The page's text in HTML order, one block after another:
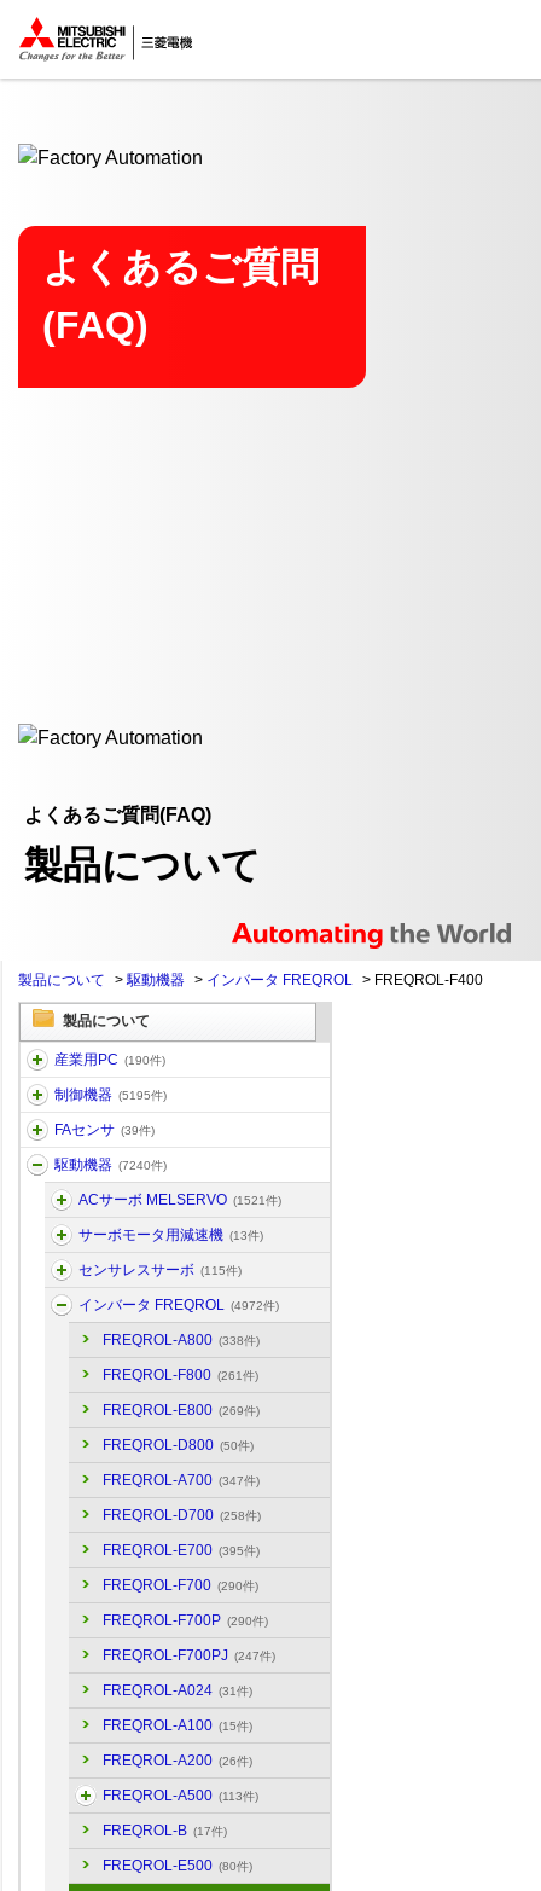
ここから本文
よくあるご質問
(FAQ)
よくあるご質問(FAQ)
製品について
製品について >駆動機器 > インバータ FREQROL > FREQROL-F400
製品について
産業用PC (190件)
制御機器 (5195件)
FAセンサ (39件)
駆動機器 (7240件)
ACサーボ MELSERVO (1521件)
サーボモータ用減速機 (13件)
センサレスサーボ (115件)
インバータ FREQROL (4972件)
FREQROL-A800 (338件)
FREQROL-F800 (261件)
FREQROL-E800 (269件)
FREQROL-D800 (50件)
FREQROL-A700 (347件)
FREQROL-D700 (258件)
FREQROL-E700 (395件)
FREQROL-F700 (290件)
FREQROL-F700P (290件)
FREQROL-F700PJ (247件)
FREQROL-A024 (31件)
FREQROL-A100 (15件)
FREQROL-A200 (26件)
FREQROL-A500 (113件)
FREQROL-B (17件)
FREQROL-E500 (80件)